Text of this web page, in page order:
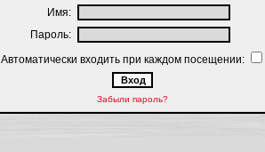
Имя:
Пароль:
Автоматически входить при каждом посещении:
Забыли пароль?